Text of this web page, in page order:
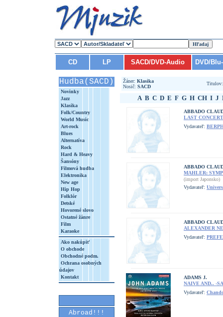
CD LP SACD/DVD-Audio DVD/
Hudba(SACD)
Novinky
Jazz
Klasika
Folk/Country
World Music
Art-rock
Blues
Alternatíva
Rock
Hard & Heavy
Šansóny
Filmová hudba
Elektronika
New age
Hip Hop
Folklór
Detské
Hovorené slovo
Ostatné žánre
Film
Karaoke
Ako nakúpiť
O obchode
Obchodné podm.
Ochrana osobných
údajov
Kontakt
Abroad!!!
Žáner: Klasika
Nosič: SACD
A B C D E F G H CH I J
ABBADO
LAST
Vydavateľ:
ABBADO
MAHLER:
(import Japonsko)
Vydavateľ:
ABBADO
ALEXANDER
Vydavateľ: PREFE
ADAMS J.
NAIVE AND.. -
Vydavateľ: